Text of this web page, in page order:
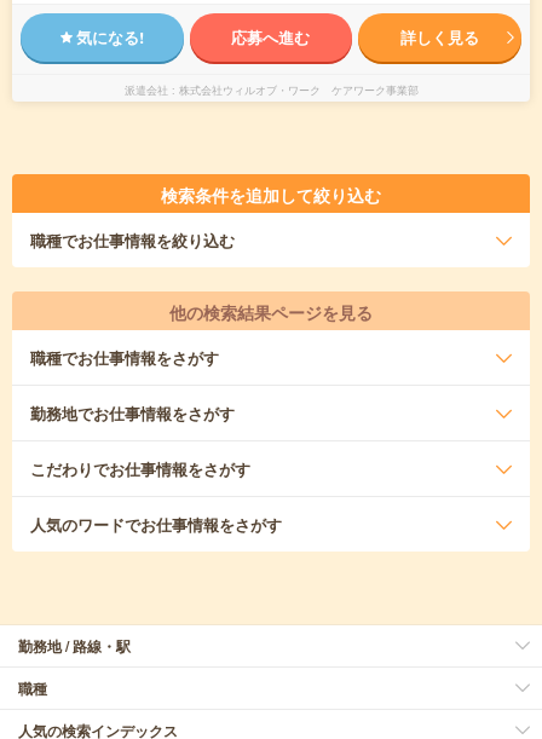
気になる! 応募へ進む 詳しく見る
派遣会社 株式会社ウィルオブ・ワーク ケアワーク事業部
検索条件を追加して絞り込む
職種でお仕事情報を絞り込む
他の検索結果ページを見る
職種でお仕事情報をさがす
勤務地でお仕事情報をさがす
こだわりでお仕事情報をさがす
人気のワードでお仕事情報をさがす
勤務地 / 路線・駅
職種
人気の検索インデックス